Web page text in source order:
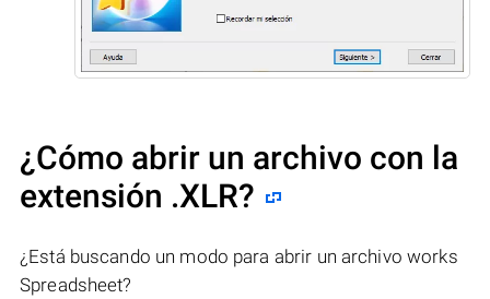
¿Cómo abrir un archivo con la
extensión .XLR?
¿Está buscando un modo para abrir un archivo works
Spreadsheet?